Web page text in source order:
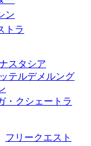
ン
トラ
スタシア
テルデメルング
・クシェートラ
フリークエスト